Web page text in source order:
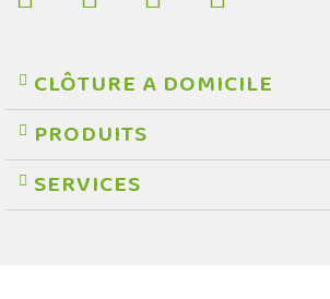
CLÔTURE A DOMICILE
PRODUITS
SERVICES